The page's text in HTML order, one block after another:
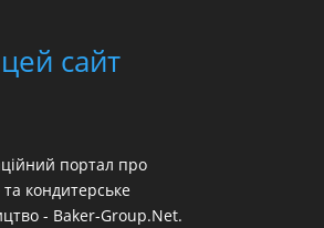
сайт
портал про
кондитерське
- Baker-Group.Net.